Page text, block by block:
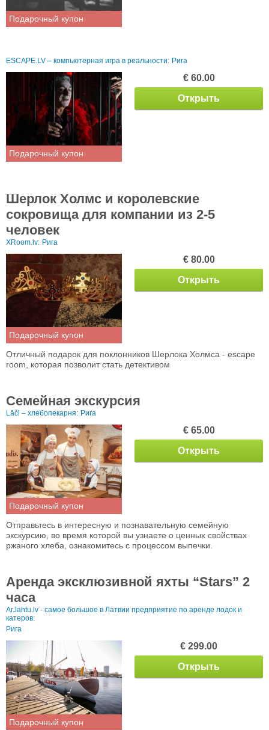
Подарочный купон
ESCAPE.LV – компьютерная игра в реальности: Рига
Подарочный купон
€ 60.00
Открыть
Шерлок Холмс и королевские
сокровища для компании из 2-5
человек
XRoom.lv: Рига
Подарочный купон
€ 80.00
Открыть
Отличный подарок для поклонников Шерлока Холмса - escape
room, которая позволит стать детективом
Семейная экскурсия
Lāči – хлебопекарня: Рига
Подарочный купон
€ 65.00
Открыть
Отправьтесь в интересную и познавательную семейную
экскурсию, во время которой вы узнаете о ценных свойствах
ржаного хлеба, ознакомитесь с процессом выпечки.
Аренда эксклюзивной яхты “Stars” 2
часа
ArJahtu.lv - самое большое в Латвии предприятие по аренде лодок и
катеров:
Рига
Подарочный купон
€ 299.00
Открыть